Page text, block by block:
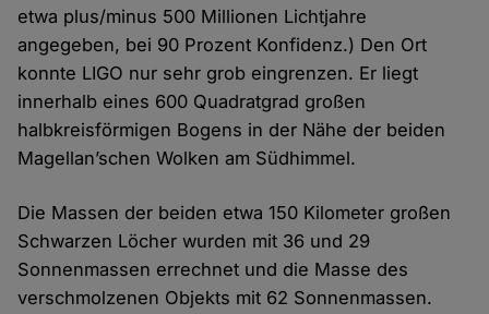
etwa plus/minus 500 Millionen Lichtjahre
angegeben, bei 90 Prozent Konfidenz.) Den Ort
konnte LIGO nur sehr grob eingrenzen. Er liegt
innerhalb eines 600 Quadratgrad großen
halbkreisförmigen Bogens in der Nähe der beiden
Magellan’schen Wolken am Südhimmel.
Die Massen der beiden etwa 150 Kilometer großen
Schwarzen Löcher wurden mit 36 und 29
Sonnenmassen errechnet und die Masse des
verschmolzenen Objekts mit 62 Sonnenmassen.